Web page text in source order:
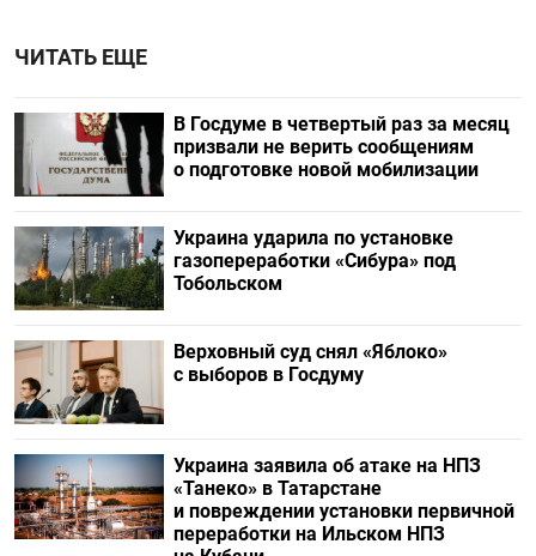
ЧИТАТЬ ЕЩЕ
В Госдуме в четвертый раз за месяц
призвали не верить сообщениям
о подготовке новой мобилизации
Украина ударила по установке
газопереработки «Сибура» под
Тобольском
Верховный суд снял «Яблоко»
с выборов в Госдуму
Украина заявила об атаке на НПЗ
«Танеко» в Татарстане
и повреждении установки первичной
переработки на Ильском НПЗ